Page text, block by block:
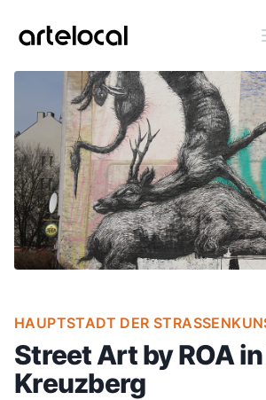
HAUPTSTADT DER
Street Art by ROA
Kreuzberg